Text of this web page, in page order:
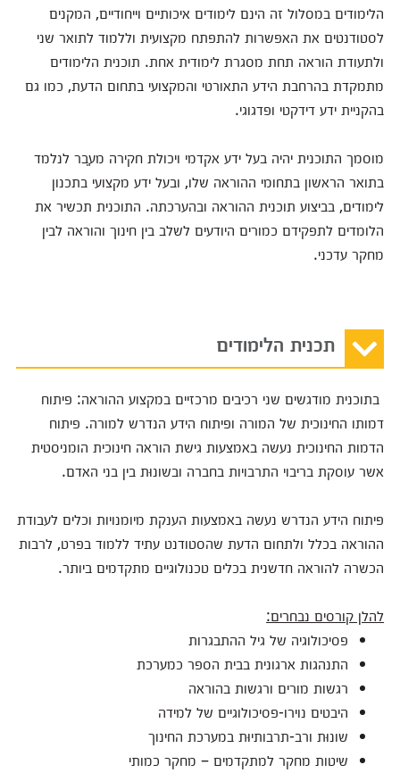
הלימודים במסלול זה הינם לימודים איכותיים וייחודיים, המקנים
לסטודנטים את האפשרות להתפתח מקצועית וללמוד לתואר שני
ולתעודת הוראה תחת מסגרת לימודית אחת. תוכנית הלימודים
מתמקדת בהרחבת הידע התאורטי והמקצועי בתחום הדעת, כמו גם
בהקניית ידע דידקטי ופדגוגי.
מוסמך התוכנית יהיה בעל ידע אקדמי ויכולת חקירה מעֵבר לנלמד
בתואר הראשון בתחומי ההוראה שלו, ובעל ידע מקצועי בתכנון
לימודים, בביצוע תוכנית ההוראה ובהערכתה. התוכנית תכשיר את
הלומדים לתפקידם כמורים היודעים לשלב בין חינוך והוראה לבין
מחקר עדכני.
תכנית הלימודים
בתוכנית מודגשים שני רכיבים מרכזיים במקצוע ההוראה: פיתוח
דמותו החינוכית של המורה ופיתוח הידע הנדרש למורה. פיתוח
הדמות החינוכית נעשה באמצעות גישת הוראה חינוכית הומניסטית
אשר עוסקת בריבוי התרבויות בחברה ובשונוּת בין בני האדם.
פיתוח הידע הנדרש נעשה באמצעות הענקת מיומנויות וכלים לעבודת
ההוראה בכלל ולתחום הדעת שהסטודנט עתיד ללמוד בפרט, לרבות
הכשרה להוראה חדשנית בכלים טכנולוגיים מתקדמים ביותר.
להלן קורסים נבחרים:
פסיכולוגיה של גיל ההתבגרות
התנהגות ארגונית בבית הספר כמערכת
רגשות מורים ורגשות בהוראה
היבטים נוירו-פסיכולוגיים של למידה
שונוּת ורב-תרבותיוּת במערכת החינוך
שיטות מחקר למתקדמים – מחקר כמותי